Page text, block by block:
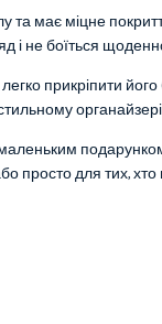
та має міцне
і не боїться
прикріпити
просто для тих, хто